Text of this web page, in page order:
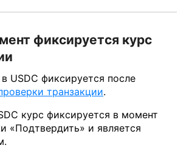
фиксируется курс
USDC фиксируется после
транзакции.
курс фиксируется в момент
«Подтвердить» и является